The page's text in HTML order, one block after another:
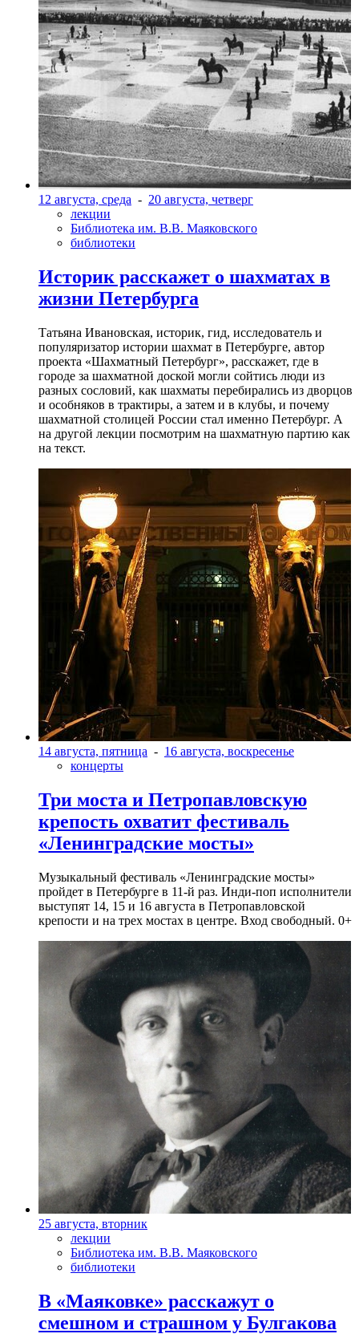
12 августа, среда - 20 августа, четверг
лекции
Библиотека им. В.В. Маяковского
библиотеки
Историк расскажет о шахматах в
жизни Петербурга
Татьяна Ивановская, историк, гид, исследователь и
популяризатор истории шахмат в Петербурге, автор
проекта «Шахматный Петербург», расскажет, где в
городе за шахматной доской могли сойтись люди из
разных сословий, как шахматы перебирались из дворцов
и особняков в трактиры, а затем и в клубы, и почему
шахматной столицей России стал именно Петербург. А
на другой лекции посмотрим на шахматную партию как
на текст.
14 августа, пятница - 16 августа, воскресенье
концерты
Три моста и Петропавловскую
крепость охватит фестиваль
«Ленинградские мосты»
Музыкальный фестиваль «Ленинградские мосты»
пройдет в Петербурге в 11-й раз. Инди-поп исполнители
выступят 14, 15 и 16 августа в Петропавловской
крепости и на трех мостах в центре. Вход свободный. 0+
25 августа, вторник
лекции
Библиотека им. В.В. Маяковского
библиотеки
В «Маяковке» расскажут о
смешном и страшном у Булгакова